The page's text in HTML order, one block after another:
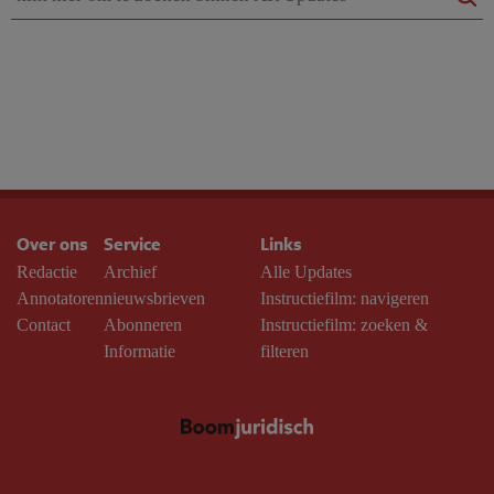
Over ons
Redactie
Annotatoren
Contact
Service
Archief
nieuwsbrieven
Abonneren
Informatie
Links
Alle Updates
Instructiefilm: navigeren
Instructiefilm: zoeken &
filteren